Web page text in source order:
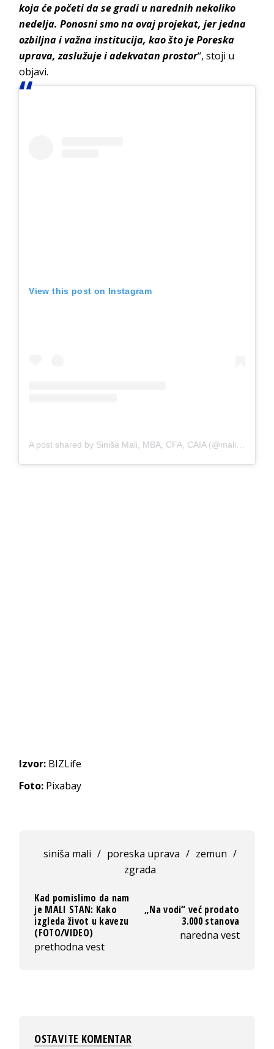
koja će početi da se gradi u narednih nekoliko
nedelja. Ponosni smo na ovaj projekat, jer jedna
ozbiljna i važna institucija, kao što je Poreska
uprava, zaslužuje i adekvatan prostor“, stoji u
objavi.
View this post on Instagram
A post shared by Siniša Mali, MBA, CFA, CAIA (@mali_sinisa)
Izvor: BIZLife
Foto: Pixabay
siniša mali / poreska uprava / zemun /
zgrada
Kad pomislimo da nam
je MALI STAN: Kako
izgleda život u kavezu
(FOTO/VIDEO)
prethodna vest
„Na vodi“ već prodato
3.000 stanova
naredna vest
OSTAVITE KOMENTAR